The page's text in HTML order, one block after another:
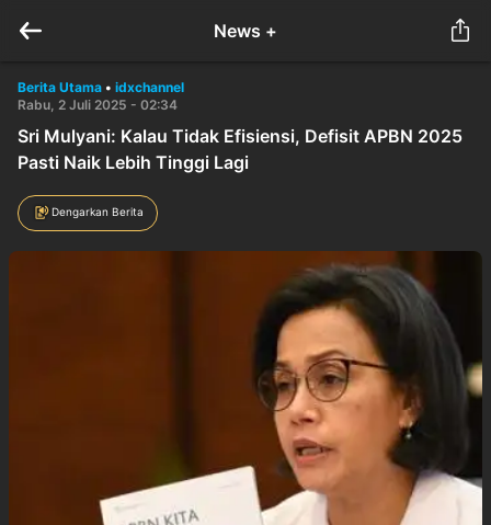
News +
Berita Utama • idxchannel
Rabu, 2 Juli 2025 - 02:34
Sri Mulyani: Kalau Tidak Efisiensi, Defisit APBN 2025
Pasti Naik Lebih Tinggi Lagi
Dengarkan Berita